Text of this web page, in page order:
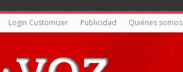
Login Customizer Publicidad Quiénes somos